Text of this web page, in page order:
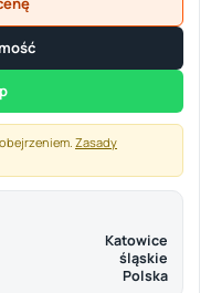
Zasady
Katowice
śląskie
Polska